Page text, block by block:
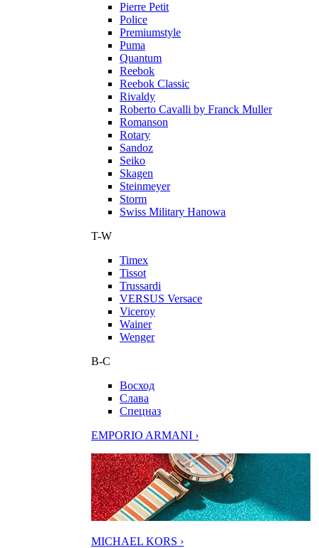
Pierre Petit
Police
Premiumstyle
Puma
Quantum
Reebok
Reebok Classic
Rivaldy
Roberto Cavalli by Franck Muller
Romanson
Rotary
Sandoz
Seiko
Skagen
Steinmeyer
Storm
Swiss Military Hanowa
T-W
Timex
Tissot
Trussardi
VERSUS Versace
Viceroy
Wainer
Wenger
В-С
Восход
Слава
Спецназ
EMPORIO ARMANI ›
MICHAEL KORS ›